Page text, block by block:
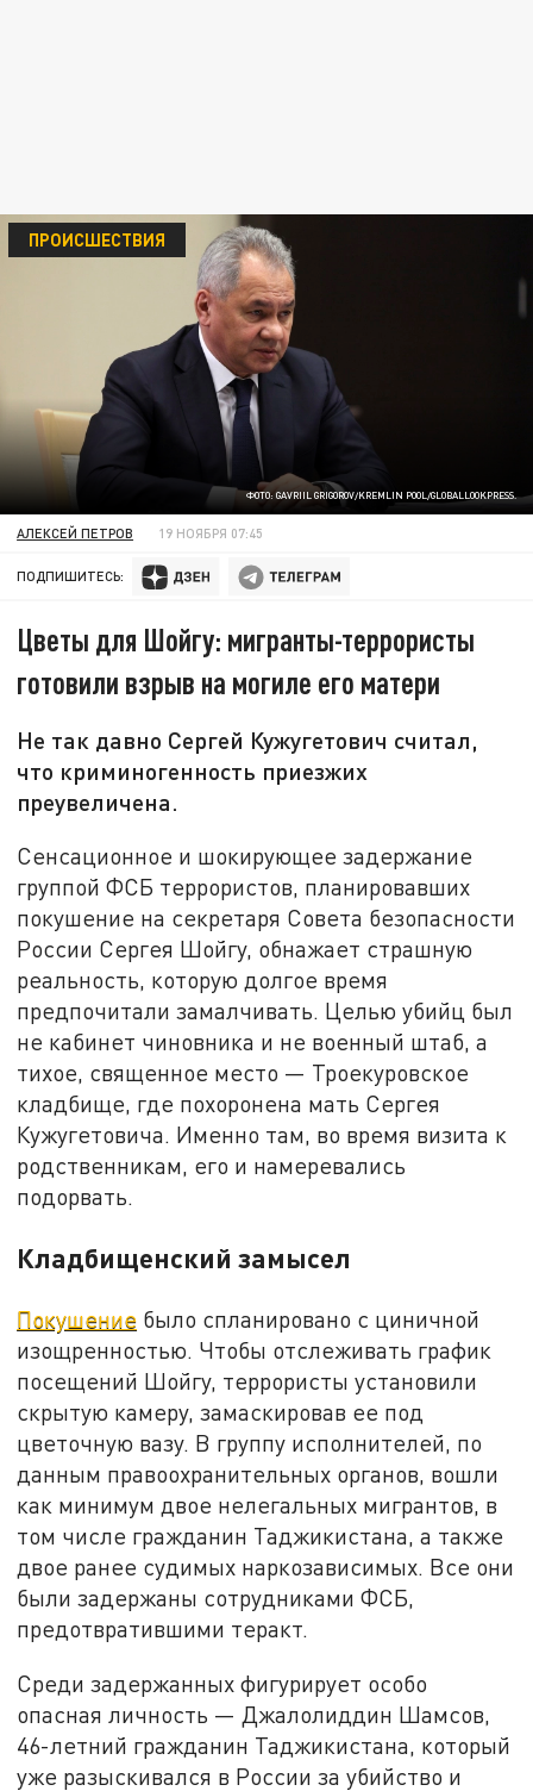
ФОТО: GAVRIIL GRIGOROV/KREMLIN POOL/GLOBALLOOKPRESS.
ПРОИСШЕСТВИЯ
АЛЕКСЕЙ ПЕТРОВ 19 НОЯБРЯ 07:45
ПОДПИШИТЕСЬ:
Цветы для Шойгу: мигранты-террористы
готовили взрыв на могиле его матери
Не так давно Сергей Кужугетович считал,
что криминогенность приезжих
преувеличена.
Сенсационное и шокирующее задержание
группой ФСБ террористов, планировавших
покушение на секретаря Совета безопасности
России Сергея Шойгу, обнажает страшную
реальность, которую долгое время
предпочитали замалчивать. Целью убийц был
не кабинет чиновника и не военный штаб, а
тихое, священное место — Троекуровское
кладбище, где похоронена мать Сергея
Кужугетовича. Именно там, во время визита к
родственникам, его и намеревались
подорвать.
Кладбищенский замысел
Покушение было спланировано с циничной
изощренностью. Чтобы отслеживать график
посещений Шойгу, террористы установили
скрытую камеру, замаскировав ее под
цветочную вазу. В группу исполнителей, по
данным правоохранительных органов, вошли
как минимум двое нелегальных мигрантов, в
том числе гражданин Таджикистана, а также
двое ранее судимых наркозависимых. Все они
были задержаны сотрудниками ФСБ,
предотвратившими теракт.
Среди задержанных фигурирует особо
опасная личность — Джалолиддин Шамсов,
46-летний гражданин Таджикистана, который
уже разыскивался в России за убийство и